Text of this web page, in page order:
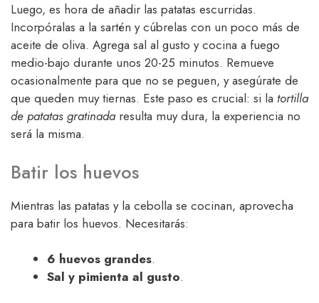
Luego, es hora de añadir las patatas escurridas.
Incorpóralas a la sartén y cúbrelas con un poco más de
aceite de oliva. Agrega sal al gusto y cocina a fuego
medio-bajo durante unos 20-25 minutos. Remueve
ocasionalmente para que no se peguen, y asegúrate de
que queden muy tiernas. Este paso es crucial: si la tortilla
de patatas gratinada resulta muy dura, la experiencia no
será la misma.
Batir los huevos
Mientras las patatas y la cebolla se cocinan, aprovecha
para batir los huevos. Necesitarás:
6 huevos grandes.
Sal y pimienta al gusto.